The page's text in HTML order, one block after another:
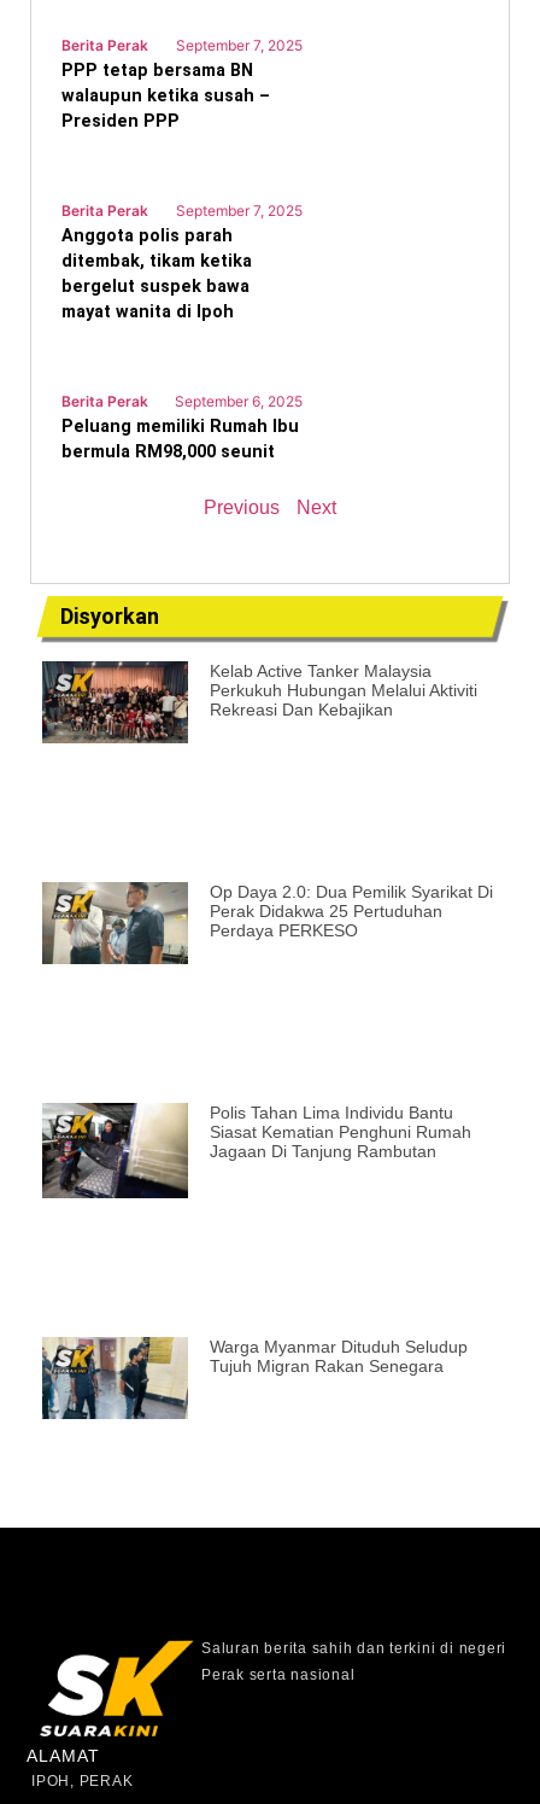
PPP tetap bersama BN
walaupun ketika susah –
Presiden PPP
Berita Perak September 7, 2025
Anggota polis parah
ditembak, tikam ketika
bergelut suspek bawa
mayat wanita di Ipoh
Berita Perak September 7, 2025
Peluang memiliki Rumah Ibu
bermula RM98,000 seunit
Berita Perak September 6, 2025
Previous Next
Disyorkan
Kelab Active Tanker Malaysia
Perkukuh Hubungan Melalui Aktiviti
Rekreasi Dan Kebajikan
Op Daya 2.0: Dua Pemilik Syarikat Di
Perak Didakwa 25 Pertuduhan
Perdaya PERKESO
Polis Tahan Lima Individu Bantu
Siasat Kematian Penghuni Rumah
Jagaan Di Tanjung Rambutan
Warga Myanmar Dituduh Seludup
Tujuh Migran Rakan Senegara
Saluran berita sahih dan terkini di negeri
Perak serta nasional
ALAMAT
IPOH, PERAK